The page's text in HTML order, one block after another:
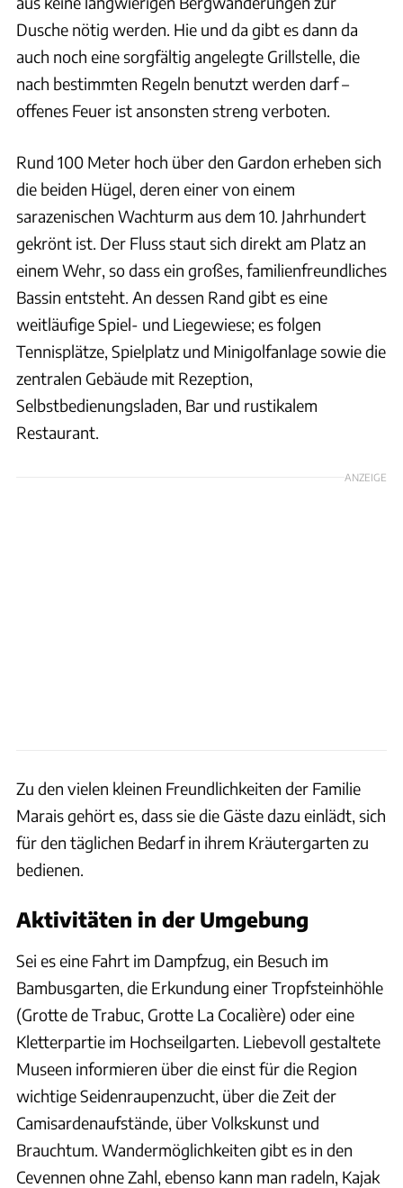
Dusche nötig werden. Hie und da gibt es dann da
auch noch eine sorgfältig angelegte Grillstelle, die
nach bestimmten Regeln benutzt werden darf –
offenes Feuer ist ansonsten streng verboten.
Rund 100 Meter hoch über den Gardon erheben sich
die beiden Hügel, deren einer von einem
sarazenischen Wachturm aus dem 10. Jahrhundert
gekrönt ist. Der Fluss staut sich direkt am Platz an
einem Wehr, so dass ein großes, familienfreundliches
Bassin entsteht. An dessen Rand gibt es eine
weitläufige Spiel- und Lie­gewiese; es folgen
Tennisplätze, Spielplatz und Minigolfanlage sowie die
zentralen Gebäude mit Rezeption,
Selbstbedienungsladen, Bar und rustikalem
Restaurant.
ANZEIGE
Zu den vielen kleinen Freundlichkeiten der Familie
Marais gehört es, dass sie die Gäste dazu einlädt, sich
für den täglichen Bedarf in ihrem Kräutergarten zu
bedienen.
Aktivitäten in der Umgebung
Sei es eine Fahrt im Dampfzug, ein Besuch im
Bambusgarten, die Erkundung einer Tropfsteinhöhle
(Grotte de Trabuc, Grotte La Cocalière) oder eine
Kletterpartie im Hochseilgarten. Liebevoll gestaltete
Museen informieren über die einst für die Region
wichtige Seidenraupenzucht, über die Zeit der
Camisardenaufstände, über Volkskunst und
Brauchtum. Wandermöglichkeiten gibt es in den
Cevennen ohne Zahl, ebenso kann man radeln, Kajak